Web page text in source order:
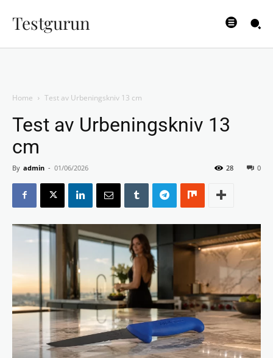
Testgurun
Home Test av Urbeningskniv 13 cm
Test av Urbeningskniv 13
cm
By admin - 01/06/2026 0
28